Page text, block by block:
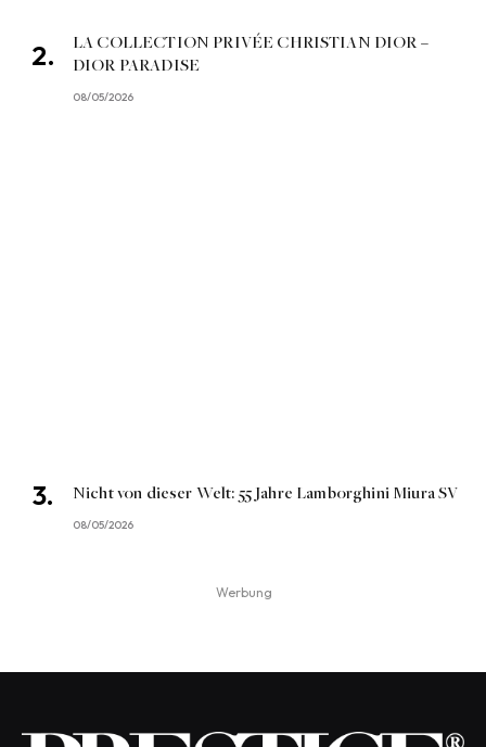
LA COLLECTION PRIVÉE CHRISTIAN DIOR –
DIOR PARADISE
08/05/2026
Nicht von dieser Welt: 55 Jahre Lamborghini Miura SV
08/05/2026
Werbung